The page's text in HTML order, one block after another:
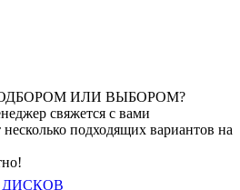
ИЛИ ВЫБОРОМ?
свяжется с вами
подходящих вариантов на
ДИСКОВ